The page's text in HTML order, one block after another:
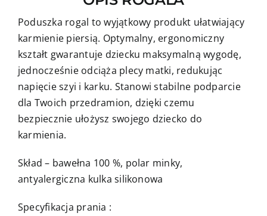
miętowym
minky
Poduszka rogal to wyjątkowy produkt ułatwiający
karmienie piersią. Optymalny, ergonomiczny
kształt gwarantuje dziecku maksymalną wygodę,
jednocześnie odciąża plecy matki, redukując
napięcie szyi i karku. Stanowi stabilne podparcie
dla Twoich przedramion, dzięki czemu
bezpiecznie ułożysz swojego dziecko do
karmienia.
Skład – bawełna 100 %, polar minky,
antyalergiczna kulka silikonowa
Specyfikacja prania :